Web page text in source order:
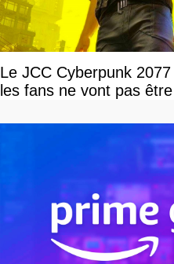
Le JCC Cyberpunk
les fans ne vont pas